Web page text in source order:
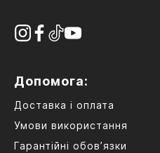
Допомога:
Доставка і оплата
Умови використання
Гарантійні обов’язки